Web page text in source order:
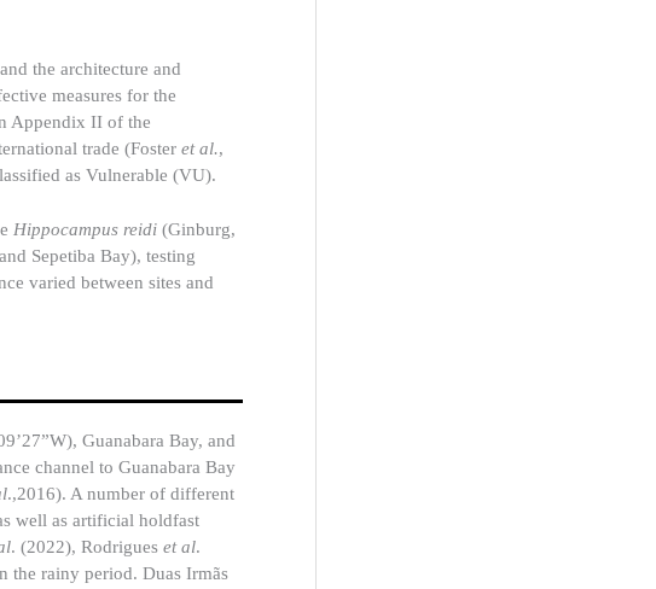
the architecture and
measures for the
Appendix II of the
trade (Foster et al.,
as Vulnerable (VU).
Hippocampus reidi (Ginburg,
Sepetiba Bay), testing
varied between sites and
Guanabara Bay, and
channel to Guanabara Bay
.,2016). A number of different
well as artificial holdfast
. (2022), Rodrigues et al.
the rainy period. Duas Irmãs